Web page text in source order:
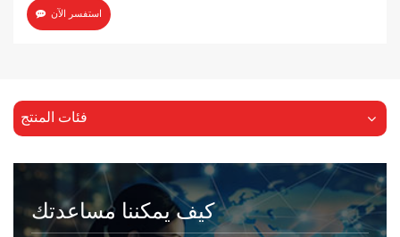
استفسر الآن
فئات المنتج
كيف يمكننا مساعدتك